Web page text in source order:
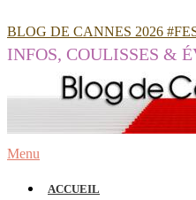
BLOG DE CANNES 2026
INFOS, COULISSES &
Menu
ACCUEIL